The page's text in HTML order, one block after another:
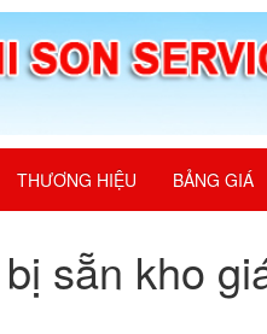
THƯƠNG HIỆU BẢNG GIÁ
sẵn kho